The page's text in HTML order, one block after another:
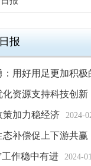
报
：用好用足更加积极
化资源支持科技创新
策加力稳经济 2024-
态补偿促上下游共赢
工作稳中有进 2024-